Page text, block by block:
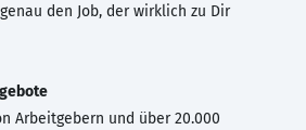
den Job, der wirklich zu Dir
Arbeitgebern und über 20.000